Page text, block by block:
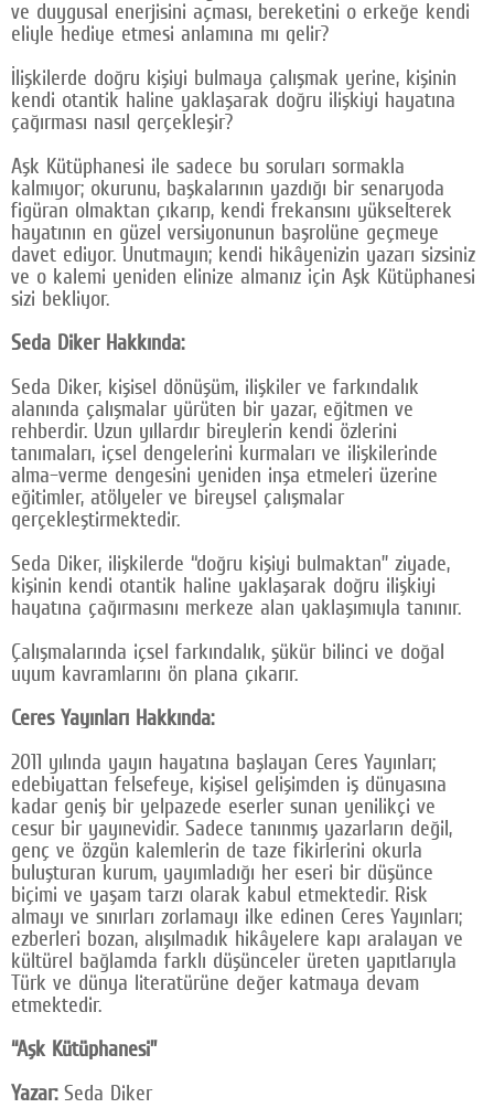
ve duygusal enerjisini açması, bereketini o erkeğe kendi
eliyle hediye etmesi anlamına mı gelir?
İlişkilerde doğru kişiyi bulmaya çalışmak yerine, kişinin
kendi otantik haline yaklaşarak doğru ilişkiyi hayatına
çağırması nasıl gerçekleşir?
Aşk Kütüphanesi ile sadece bu soruları sormakla
kalmıyor; okurunu, başkalarının yazdığı bir senaryoda
figüran olmaktan çıkarıp, kendi frekansını yükselterek
hayatının en güzel versiyonunun başrolüne geçmeye
davet ediyor. Unutmayın; kendi hikâyenizin yazarı sizsiniz
ve o kalemi yeniden elinize almanız için Aşk Kütüphanesi
sizi bekliyor.
Seda Diker Hakkında:
Seda Diker, kişisel dönüşüm, ilişkiler ve farkındalık
alanında çalışmalar yürüten bir yazar, eğitmen ve
rehberdir. Uzun yıllardır bireylerin kendi özlerini
tanımaları, içsel dengelerini kurmaları ve ilişkilerinde
alma–verme dengesini yeniden inşa etmeleri üzerine
eğitimler, atölyeler ve bireysel çalışmalar
gerçekleştirmektedir.
Seda Diker, ilişkilerde “doğru kişiyi bulmaktan” ziyade,
kişinin kendi otantik haline yaklaşarak doğru ilişkiyi
hayatına çağırmasını merkeze alan yaklaşımıyla tanınır.
Çalışmalarında içsel farkındalık, şükür bilinci ve doğal
uyum kavramlarını ön plana çıkarır.
Ceres Yayınları Hakkında:
2011 yılında yayın hayatına başlayan Ceres Yayınları;
edebiyattan felsefeye, kişisel gelişimden iş dünyasına
kadar geniş bir yelpazede eserler sunan yenilikçi ve
cesur bir yayınevidir. Sadece tanınmış yazarların değil,
genç ve özgün kalemlerin de taze fikirlerini okurla
buluşturan kurum, yayımladığı her eseri bir düşünce
biçimi ve yaşam tarzı olarak kabul etmektedir. Risk
almayı ve sınırları zorlamayı ilke edinen Ceres Yayınları;
ezberleri bozan, alışılmadık hikâyelere kapı aralayan ve
kültürel bağlamda farklı düşünceler üreten yapıtlarıyla
Türk ve dünya literatürüne değer katmaya devam
etmektedir.
“Aşk Kütüphanesi”
Yazar:Seda Diker